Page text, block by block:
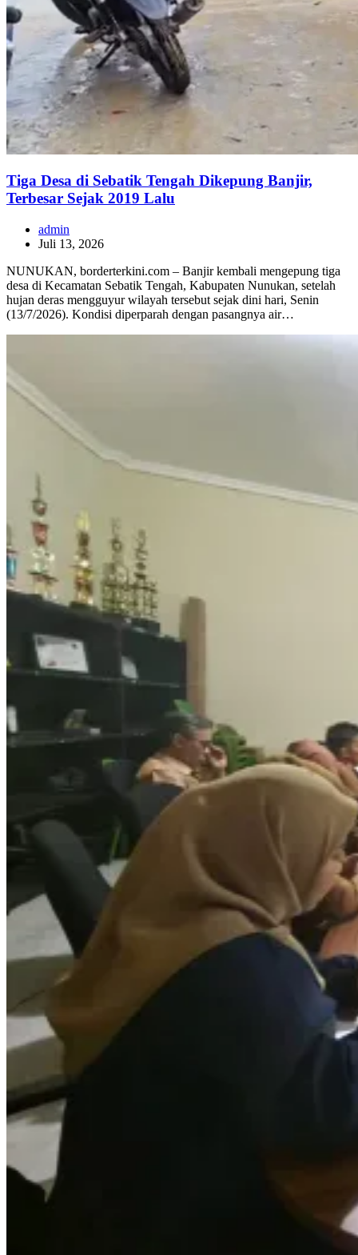
Tiga Desa di Sebatik Tengah Dikepung Banjir,
Terbesar Sejak 2019 Lalu
admin
Juli 13, 2026
NUNUKAN, borderterkini.com – Banjir kembali mengepung tiga
desa di Kecamatan Sebatik Tengah, Kabupaten Nunukan, setelah
hujan deras mengguyur wilayah tersebut sejak dini hari, Senin
(13/7/2026). Kondisi diperparah dengan pasangnya air…